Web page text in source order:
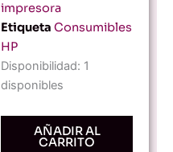
impresora
Etiqueta Consumibles
HP
Disponibilidad: 1
disponibles
Cartucho
de
tóner
AÑADIR AL
CARRITO